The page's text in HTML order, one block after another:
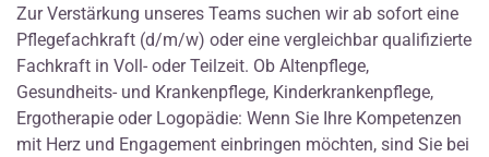
Zur Verstärkung unseres Teams suchen wir ab sofort eine
Pflegefachkraft (d/m/w) oder eine vergleichbar qualifizierte
Fachkraft in Voll- oder Teilzeit. Ob Altenpflege,
Gesundheits- und Krankenpflege, Kinderkrankenpflege,
Ergotherapie oder Logopädie: Wenn Sie Ihre Kompetenzen
mit Herz und Engagement einbringen möchten, sind Sie bei